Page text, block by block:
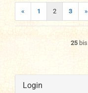
« 1 2 3 »
25bis
Login